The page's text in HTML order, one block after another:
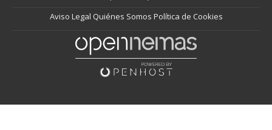
Aviso Legal Quiénes Somos Política de Cookies